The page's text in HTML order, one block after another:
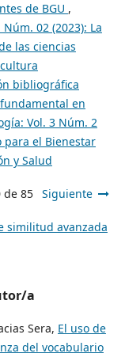
de BGU ,
02 (2023): La
las ciencias
bibliográfica
en
Vol. 3 Núm. 2
para el Bienestar
y Salud
de 85 Siguiente
similitud avanzada
a
Sera, El uso de
del vocabulario